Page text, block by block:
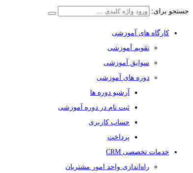
جستجو برای:
کارگاه های آموزشی
تقویم آموزشی
سوابق آموزشی
دوره های آموزشی
آرشیو دوره ها
ثبت نام در دوره آموزشی
حساب کاربری
پرداخت
خدمات تخصصی CRM
راه‌اندازی واحد امور مشتریان